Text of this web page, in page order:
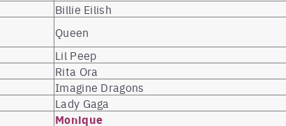
Billie Eilish
Queen
Lil Peep
Rita Ora
Imagine Dragons
Lady Gaga
Monique